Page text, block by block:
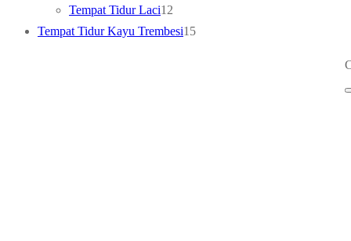
Tempat Tidur Laci12
products
Tempat Tidur Kayu Trembesi1515